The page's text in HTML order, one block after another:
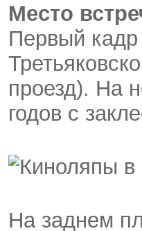
Место
Первый
проезд). На
годов с
На заднем